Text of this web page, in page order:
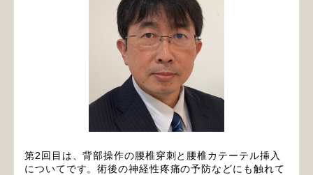
第2回目は、背部操作の腰椎穿刺と腰椎カテーテル挿入
についてです。術後の神経性疼痛の予防などにも触れて